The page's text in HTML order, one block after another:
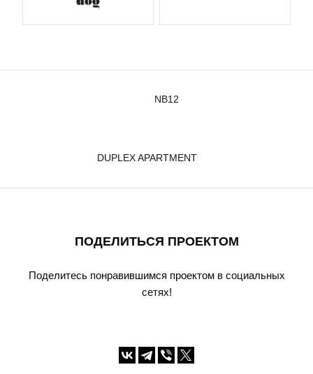
NB12
DUPLEX APARTMENT
ПОДЕЛИТЬСЯ ПРОЕКТОМ
Поделитесь понравившимся проектом в социальных
сетях!